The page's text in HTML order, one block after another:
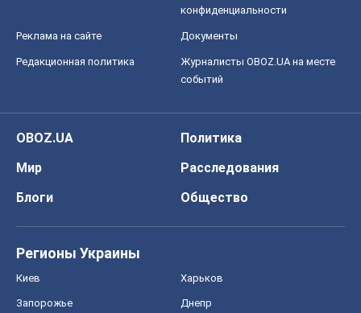
конфиденциальности
Реклама на сайте Документы
Редакционная политика
Журналисты OBOZ.UA на месте
событий
OBOZ.UA
Политика
Мир
Расследования
Блоги
Общество
Регионы Украины
Киев Харьков
Запорожье Днепр